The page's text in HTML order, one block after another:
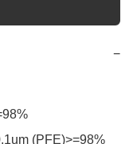
−
(PFE)>=98%